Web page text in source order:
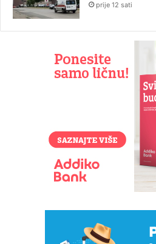
prije 12 sati